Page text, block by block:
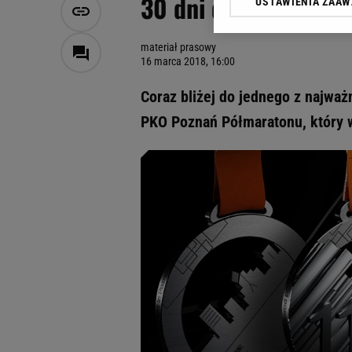
30 dni do 11. PKO
materiał prasowy
16 marca 2018, 16:00
Coraz bliżej do jednego z
PKO Poznań Półmaratonu,
Klikając „Akceptuję”
Zaufanych Partnerów i
odnośnik „Ustawienia
My, nasi Zaufani
Użycie dokładnych
badnie odbiorców i